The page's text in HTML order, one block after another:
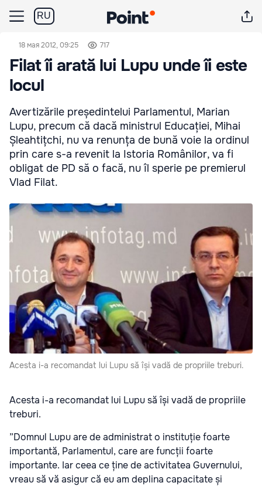
RU
18 мая 2012, 09:25 717
Filat îi arată lui Lupu unde îi este
locul
Avertizările președintelui Parlamentul, Marian
Lupu, precum că dacă ministrul Educației, Mihai
Șleahtițchi, nu va renunța de bună voie la ordinul
prin care s-a revenit la Istoria Românilor, va fi
obligat de PD să o facă, nu îl sperie pe premierul
Vlad Filat.
Acesta i-a recomandat lui Lupu să își vadă de propriile treburi.
Acesta i-a recomandat lui Lupu să își vadă de propriile
treburi.
”Domnul Lupu are de administrat o instituție foarte
importantă, Parlamentul, care are funcții foarte
importante. Iar ceea ce ține de activitatea Guvernului,
vreau să vă asigur că eu am deplina capacitate și